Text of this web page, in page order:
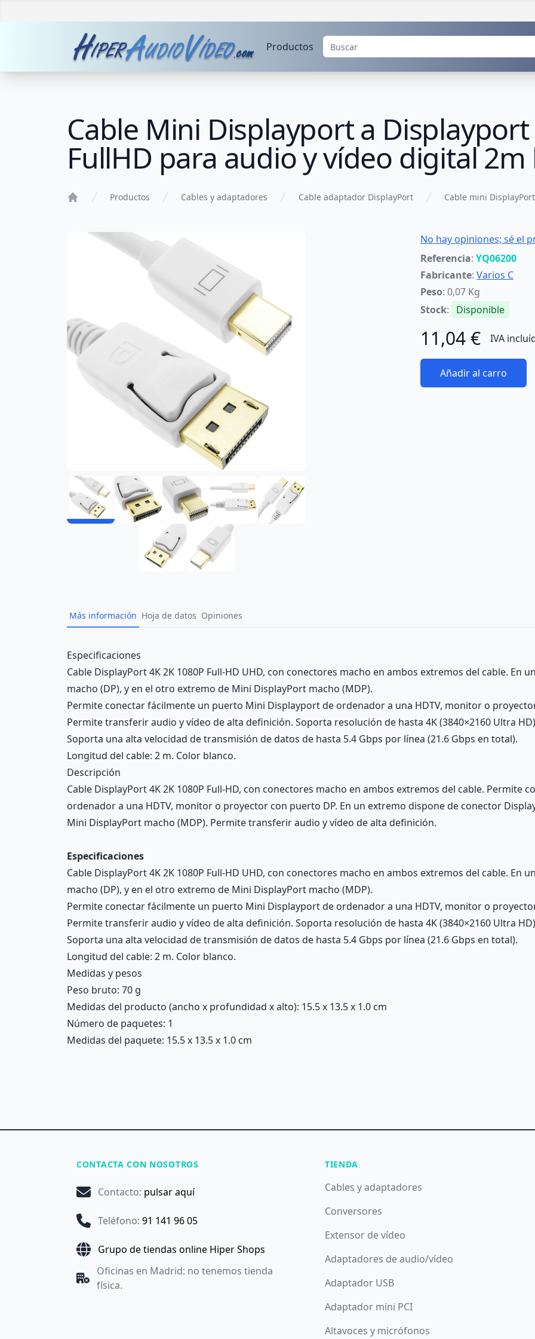
Productos
Cable Mini Displayport a Displayport
FullHD para audio y vídeo digital
Productos Cables y adaptadores Cable adaptador DisplayPort Cable mini DisplayPort
No hay opiniones; sé el
Referencia: YQ06200
Fabricante: Varios C
Peso: 0,07 Kg
Stock: Disponible
11,04 € IVA
Añadir al carro
Más información Hoja de datos Opiniones
Description
Especificaciones
Cable DisplayPort 4K 2K 1080P Full-HD UHD, con conectores macho en ambos extremos del cable. En
macho (DP), y en el otro extremo de Mini DisplayPort macho (MDP).
Permite conectar fácilmente un puerto Mini Displayport de ordenador a una HDTV, monitor o
Permite transferir audio y vídeo de alta definición. Soporta resolución de hasta 4K (3840×2160 Ultra
Soporta una alta velocidad de transmisión de datos de hasta 5.4 Gbps por línea (21.6 Gbps en total).
Longitud del cable: 2 m. Color blanco.
Descripción
Cable DisplayPort 4K 2K 1080P Full-HD, con conectores macho en ambos extremos del cable. Permite
ordenador a una HDTV, monitor o proyector con puerto DP. En un extremo dispone de conector
Mini DisplayPort macho (MDP). Permite transferir audio y vídeo de alta definición.
Especificaciones
Cable DisplayPort 4K 2K 1080P Full-HD UHD, con conectores macho en ambos extremos del cable. En
macho (DP), y en el otro extremo de Mini DisplayPort macho (MDP).
Permite conectar fácilmente un puerto Mini Displayport de ordenador a una HDTV, monitor o
Permite transferir audio y vídeo de alta definición. Soporta resolución de hasta 4K (3840×2160 Ultra
Soporta una alta velocidad de transmisión de datos de hasta 5.4 Gbps por línea (21.6 Gbps en total).
Longitud del cable: 2 m. Color blanco.
Medidas y pesos
Peso bruto: 70 g
Medidas del producto (ancho x profundidad x alto): 15.5 x 13.5 x 1.0 cm
Número de paquetes: 1
Medidas del paquete: 15.5 x 13.5 x 1.0 cm
CONTACTA CON NOSOTROS
Contacto: pulsar aquí
Teléfono: 91 141 96 05
Grupo de tiendas online Hiper Shops
Oficinas en Madrid: no tenemos tienda
física.
TIENDA
Cables y adaptadores
Conversores
Extensor de vídeo
Adaptadores de audio/vídeo
Adaptador USB
Adaptador mini PCI
Altavoces y micrófonos